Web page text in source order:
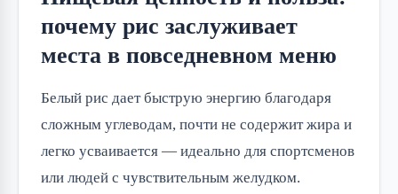
почему рис заслуживает
места в повседневном меню
Белый рис дает быструю энергию благодаря
сложным углеводам, почти не содержит жира и
легко усваивается — идеально для спортсменов
или людей с чувствительным желудком.